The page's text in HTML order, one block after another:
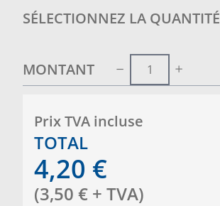
SÉLECTIONNEZ LA QUANTITÉ
MONTANT
Prix ​​TVA incluse
TOTAL
4,20 €
(3,50 € + TVA)